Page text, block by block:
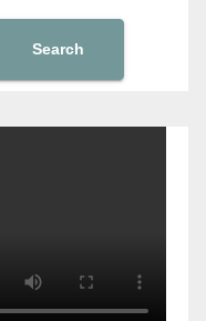
Search